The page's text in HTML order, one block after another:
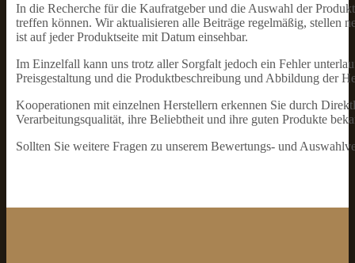
In die Recherche für die Kaufratgeber und die Auswahl der
treffen können. Wir aktualisieren alle Beiträge regelmäßig, stellen
ist auf jeder Produktseite mit Datum einsehbar.
Im Einzelfall kann uns trotz aller Sorgfalt jedoch ein Fehler
Preisgestaltung und die Produktbeschreibung und Abbildung der
Kooperationen mit einzelnen Herstellern erkennen Sie durch
Verarbeitungsqualität, ihre Beliebtheit und ihre guten Produkte
Sollten Sie weitere Fragen zu unserem Bewertungs- und